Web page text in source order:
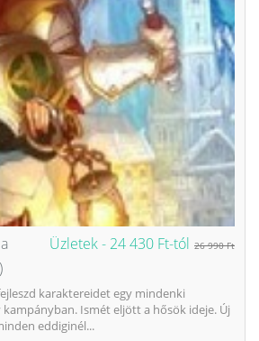
Üzletek - 24 430 Ft-tól 26 990 Ft
karaktereidet egy mindenki
Ismét eljött a hősök ideje. Új
eddiginél...